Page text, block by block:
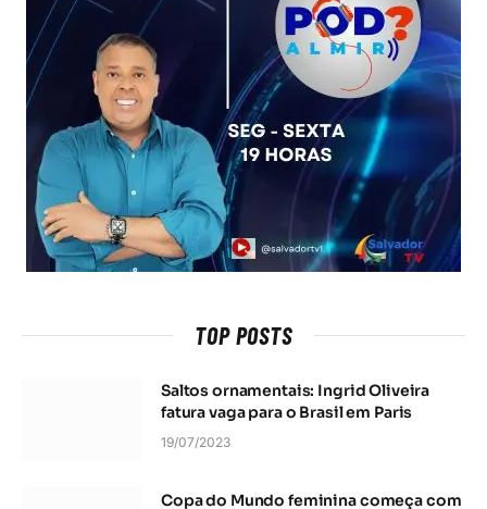
TOP POSTS
Saltos ornamentais: Ingrid Oliveira
fatura vaga para o Brasil em Paris
19/07/2023
Copa do Mundo feminina começa com